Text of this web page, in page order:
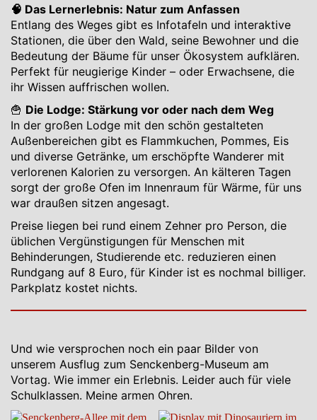
🧠 Das Lernerlebnis: Natur zum Anfassen
Entlang des Weges gibt es Infotafeln und interaktive
Stationen, die über den Wald, seine Bewohner und die
Bedeutung der Bäume für unser Ökosystem aufklären.
Perfekt für neugierige Kinder – oder Erwachsene, die
ihr Wissen auffrischen wollen.
🍟 Die Lodge: Stärkung vor oder nach dem Weg
In der großen Lodge mit den schön gestalteten
Außenbereichen gibt es Flammkuchen, Pommes, Eis
und diverse Getränke, um erschöpfte Wanderer mit
verlorenen Kalorien zu versorgen. An kälteren Tagen
sorgt der große Ofen im Innenraum für Wärme, für uns
war draußen sitzen angesagt.
Preise liegen bei rund einem Zehner pro Person, die
üblichen Vergünstigungen für Menschen mit
Behinderungen, Studierende etc. reduzieren einen
Rundgang auf 8 Euro, für Kinder ist es nochmal billiger.
Parkplatz kostet nichts.
Und wie versprochen noch ein paar Bilder von
unserem Ausflug zum Senckenberg-Museum am
Vortag. Wie immer ein Erlebnis. Leider auch für viele
Schulklassen. Meine armen Ohren.